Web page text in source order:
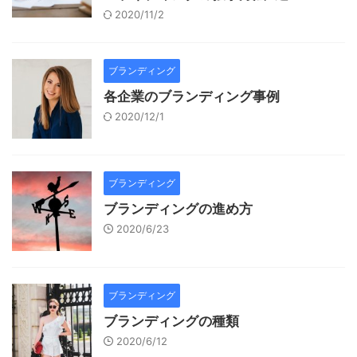
2020/11/2
ブランディング
各企業のブランディング事例
2020/12/1
ブランディング
ブランディングの進め方
2020/6/23
ブランディング
ブランディングの種類
2020/6/12